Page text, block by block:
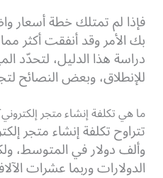
فإذا لم تمتلك خطة أسعار
بك الأمر وقد أنفقت أكثر
دراسة هذا الدليل، لتحدّد
للإنطلاق، وبعض النصائح
ما هي تكلفة إنشاء متجر
تتراوح تكلفة إنشاء متجر
وألف دولار في المتوسط،
الدولارات وربما عشرات